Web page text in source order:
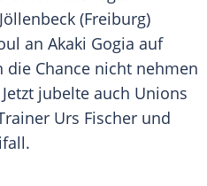
(Freiburg)
an Akaki Gogia auf
die Chance nicht nehmen
jubelte auch Unions
Urs Fischer und